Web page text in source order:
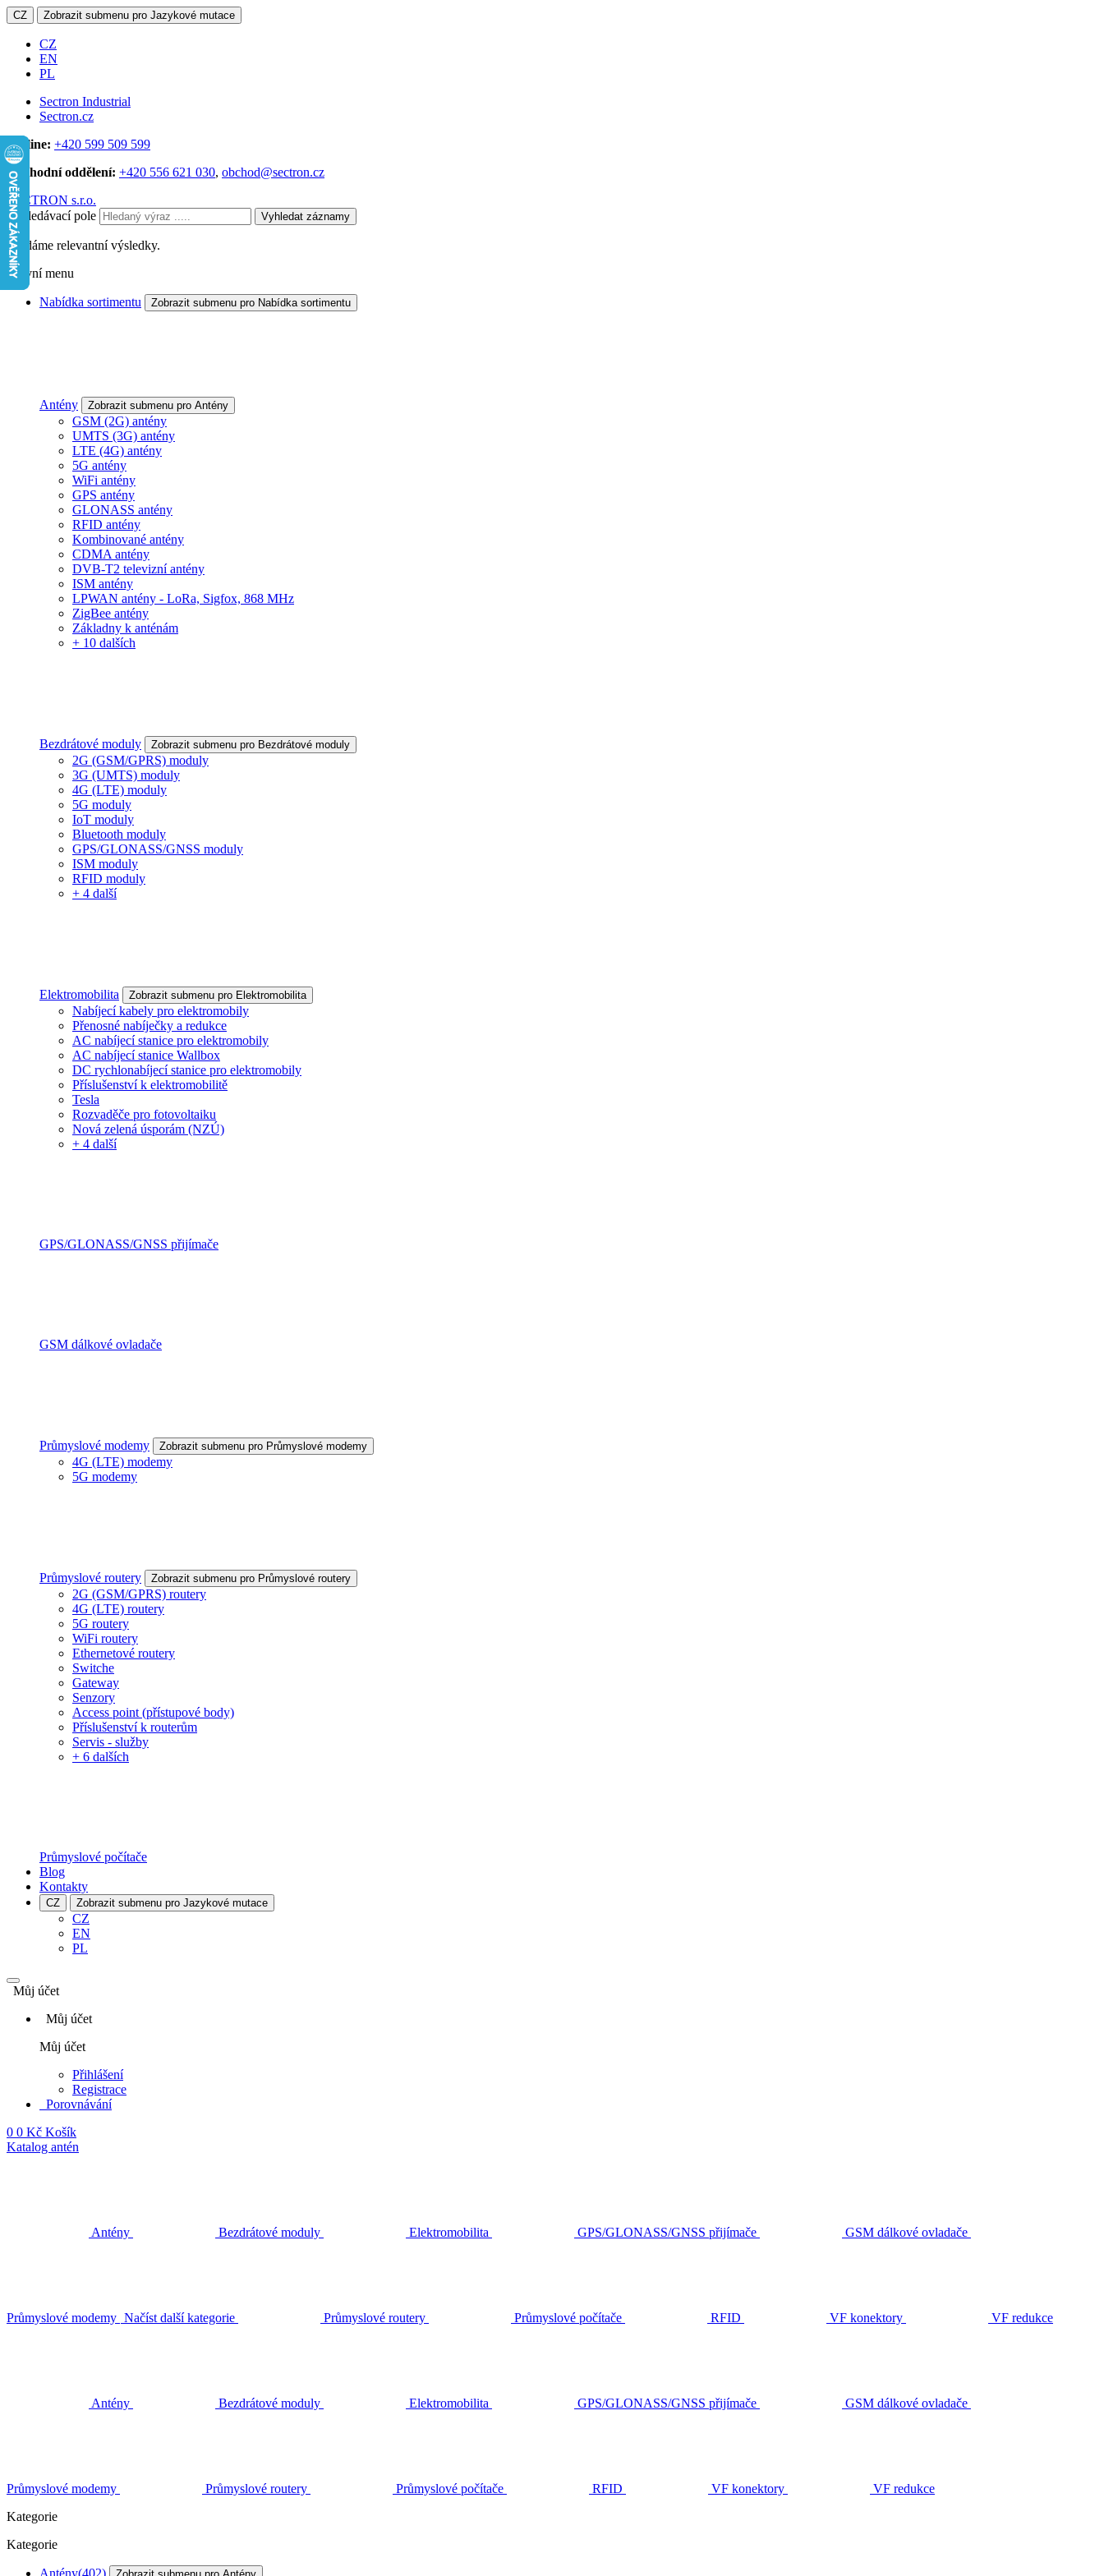
CZ Zobrazit submenu pro Jazykové mutace
CZ
EN
PL
Sectron Industrial
Sectron.cz
Hotline: +420 599 509 599
Obchodní oddělení: +420 556 621 030, obchod@sectron.cz
SECTRON s.r.o.
Vyhledávací pole
Vyhledat záznamy
Hledáme relevantní výsledky.
Hlavní menu
Nabídka sortimentu Zobrazit submenu pro Nabídka sortimentu
Antény Zobrazit submenu pro Antény
GSM (2G) antény
UMTS (3G) antény
LTE (4G) antény
5G antény
WiFi antény
GPS antény
GLONASS antény
RFID antény
Kombinované antény
CDMA antény
DVB-T2 televizní antény
ISM antény
LPWAN antény - LoRa, Sigfox, 868 MHz
ZigBee antény
Základny k anténám
+ 10 dalších
Bezdrátové moduly Zobrazit submenu pro Bezdrátové moduly
2G (GSM/GPRS) moduly
3G (UMTS) moduly
4G (LTE) moduly
5G moduly
IoT moduly
Bluetooth moduly
GPS/GLONASS/GNSS moduly
ISM moduly
RFID moduly
+ 4 další
Elektromobilita Zobrazit submenu pro Elektromobilita
Nabíjecí kabely pro elektromobily
Přenosné nabíječky a redukce
AC nabíjecí stanice pro elektromobily
AC nabíjecí stanice Wallbox
DC rychlonabíjecí stanice pro elektromobily
Příslušenství k elektromobilitě
Tesla
Rozvaděče pro fotovoltaiku
Nová zelená úsporám (NZÚ)
+ 4 další
GPS/GLONASS/GNSS přijímače
GSM dálkové ovladače
Průmyslové modemy Zobrazit submenu pro Průmyslové modemy
4G (LTE) modemy
5G modemy
Průmyslové routery Zobrazit submenu pro Průmyslové routery
2G (GSM/GPRS) routery
4G (LTE) routery
5G routery
WiFi routery
Ethernetové routery
Switche
Gateway
Senzory
Access point (přístupové body)
Příslušenství k routerům
Servis - služby
+ 6 dalších
Průmyslové počítače
Blog
Kontakty
CZ Zobrazit submenu pro Jazykové mutace
CZ
EN
PL
Můj účet
Můj účet
Můj účet
Přihlášení
Registrace
Porovnávání
0 0 Kč Košík
Katalog antén
Antény Bezdrátové moduly Elektromobilita GPS/GLONASS/GNSS přijímače GSM dálkové ovladače
Průmyslové modemy Načíst další kategorie Průmyslové routery Průmyslové počítače RFID VF konektory VF redukce
Antény Bezdrátové moduly Elektromobilita GPS/GLONASS/GNSS přijímače GSM dálkové ovladače
Průmyslové modemy Průmyslové routery Průmyslové počítače RFID VF konektory
VF redukce
Kategorie
Kategorie
Antény(402)